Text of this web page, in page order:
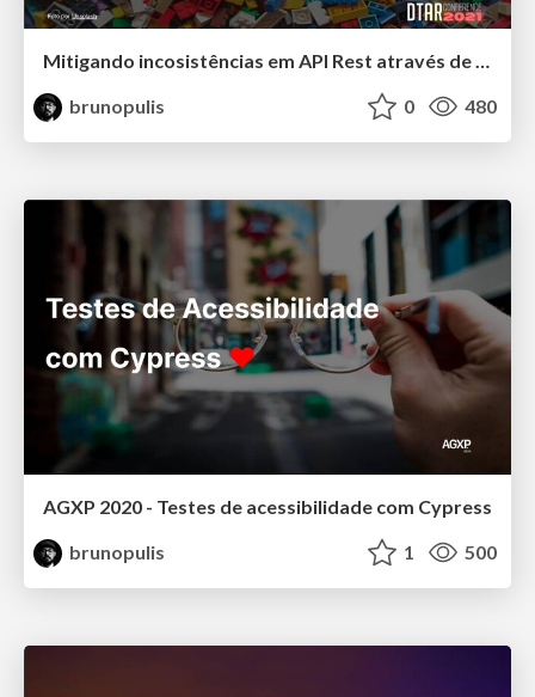
Mitigando incosistências em API Rest através de testes de retrocompatibilidade
brunopulis
0 480
AGXP 2020 - Testes de acessibilidade com Cypress
brunopulis
1 500